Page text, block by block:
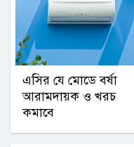
এসির যে মোডে বর্ষা
আরামদায়ক ও খরচ
কমাবে